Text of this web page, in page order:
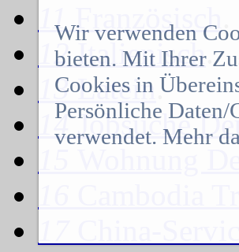
11Französisch
12Italienisch.
13Latein.
14Jobsuche
Wohnung
Wir verwenden
bieten. Mit Ihrer
Cookies in
Persönliche
verwendet. Mehr